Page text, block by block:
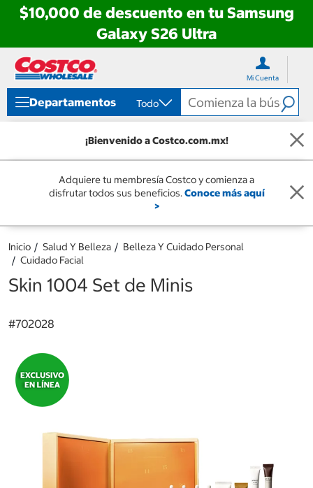
$10,000 de descuento en tu Samsung
Galaxy S26 Ultra
directo
contenido
directo
menú
navegación
Mi Cuenta
Departamentos Todo
¡Bienvenido a Costco.com.mx!
Adquiere tu membresía Costco y comienza a
disfrutar todos sus beneficios.Conoce más aquí
>
Inicio Salud Y Belleza
Belleza Y Cuidado Personal
Cuidado Facial
Skin 1004 Set de Minis
#702028